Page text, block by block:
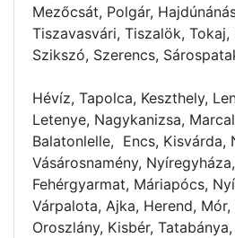
Mezőcsát, Polgár,
Tiszavasvári, Tiszalök, Tokaj,
Szikszó, Szerencs,
Hévíz, Tapolca, Keszthely,
Letenye, Nagykanizsa,
Balatonlelle, Encs, Kisvárda,
Vásárosnamény,
Fehérgyarmat, Máriapócs,
Várpalota, Ajka, Herend, Mór,
Oroszlány, Kisbér,